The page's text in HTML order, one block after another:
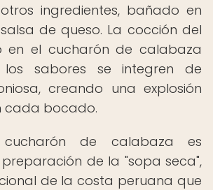
ingredientes, bañado en
de queso. La cocción del
en el cucharón de calabaza
sabores se integren de
creando una explosión
cada bocado.
de calabaza es
de la "sopa seca",
de la costa peruana que